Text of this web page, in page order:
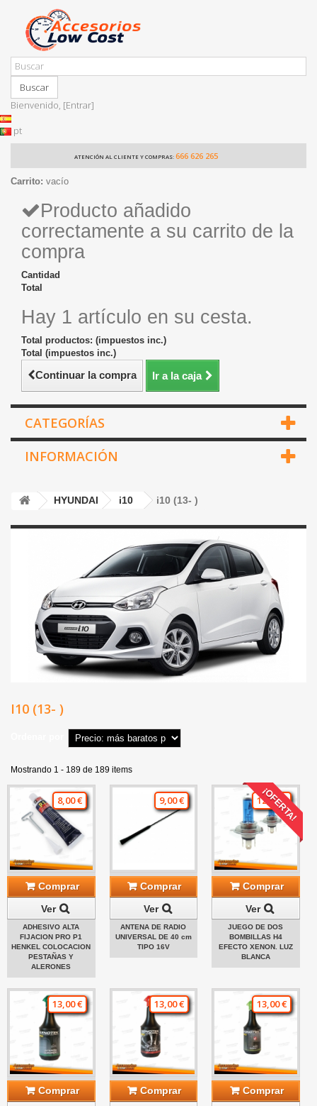
Buscar
Bienvenido, [Entrar]
pt
ATENCIÓN AL CLIENTE Y COMPRAS: 666 626 265
Carrito: vacío
Producto añadido
correctamente a su carrito de la
compra
Cantidad
Total
Hay 1 artículo en su cesta.
Total productos: (impuestos inc.)
Total (impuestos inc.)
Continuar la compra Ir a la caja
CATEGORÍAS
INFORMACIÓN
HYUNDAI i10 i10 (13- )
I10 (13- )
Mostrando 1 - 189 de 189 items
8,00 €
Comprar
Ver
ADHESIVO ALTA
FIJACION PRO P1
HENKEL COLOCACION
PESTAÑAS Y
ALERONES
9,00 €
Comprar
Ver
ANTENA DE RADIO
UNIVERSAL DE 40 cm
TIPO 16V
¡OFERTA!
12,00 €
Comprar
Ver
JUEGO DE DOS
BOMBILLAS H4
EFECTO XENON. LUZ
BLANCA
13,00 €
Comprar
13,00 €
Comprar
13,00 €
Comprar